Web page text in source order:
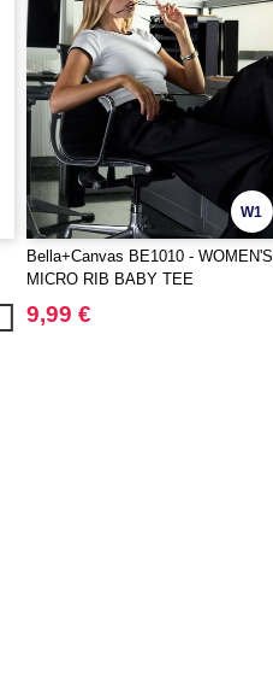
W1
Bella+Canvas BE1010 - WOMEN'S
MICRO RIB BABY TEE
9,99 €